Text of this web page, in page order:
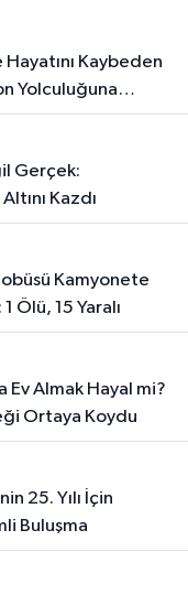
Yolculuğuna
Kazdı
Ölü, 15 Yaralı
Ortaya Koydu
Buluşma